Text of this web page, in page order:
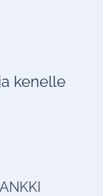
kenelle